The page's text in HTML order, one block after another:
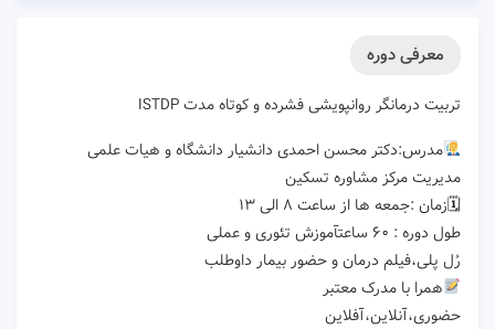
معرفی دوره
تربیت درمانگر روانپویشی فشرده و کوتاه مدت ISTDP
مدرس:دکتر محسن احمدی دانشیار دانشگاه و هیات علمی
مدیریت مرکز مشاوره تسکین
🗓زمان :جمعه ها از ساعت ۸ الی ۱۳
طول دوره : ۶۰ ساعتآموزش تئوری و عملی
رُل پلی،فیلم درمان و حضور بیمار داوطلب
همرا با مدرک معتبر
حضوری،آنلاین،آفلاین